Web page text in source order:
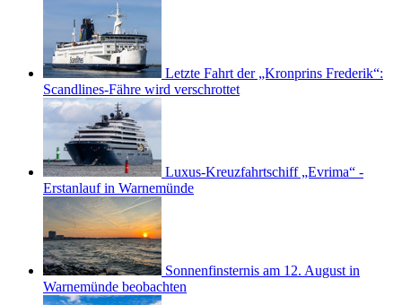
Letzte Fahrt der „Kronprins Frederik“:
Scandlines-Fähre wird verschrottet
Luxus-Kreuzfahrtschiff „Evrima“ -
Erstanlauf in Warnemünde
Sonnenfinsternis am 12. August in
Warnemünde beobachten